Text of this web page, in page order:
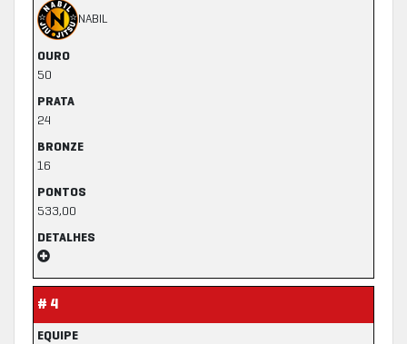
NABIL
OURO
50
PRATA
24
BRONZE
16
PONTOS
533,00
DETALHES
# 4
EQUIPE